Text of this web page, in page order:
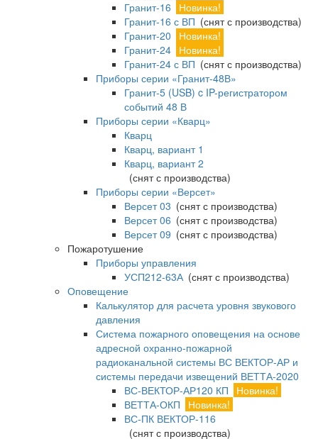
Гранит-16
Новинка!
Гранит-16 с ВП (снят с производства)
Гранит-20
Новинка!
Гранит-24 Новинка!
Гранит-24 с ВП (снят с производства)
Приборы серии «Гранит-48В»
Гранит-5 (USB) c IP-регистратором
событий 48 В
Приборы серии «Кварц»
Кварц
Кварц, вариант 1
Кварц, вариант 2
(снят с производства)
Приборы серии «Версет»
Версет 03 (снят с производства)
Версет 06 (снят с производства)
Версет 09 (снят с производства)
Пожаротушение
Приборы управления
УСП212-63А(снят с производства)
Оповещение
Калькулятор для расчета уровня звукового
давления
Система пожарного оповещения на основе
адресной охранно-пожарной
радиоканальной системы ВС ВЕКТОР-АР и
системы передачи извещений ВЕТТА-2020
ВС-ВЕКТОР-АР120 КП
Новинка!
ВЕТТА-ОКП
Новинка!
ВС-ПК ВЕКТОР-116
(снят с производства)